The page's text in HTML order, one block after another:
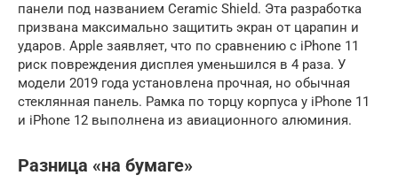
панели под названием Ceramic Shield. Эта разработка
призвана максимально защитить экран от царапин и
ударов. Apple заявляет, что по сравнению с iPhone 11
риск повреждения дисплея уменьшился в 4 раза. У
модели 2019 года установлена прочная, но обычная
стеклянная панель. Рамка по торцу корпуса у iPhone 11
и iPhone 12 выполнена из авиационного алюминия.
Разница «на бумаге»